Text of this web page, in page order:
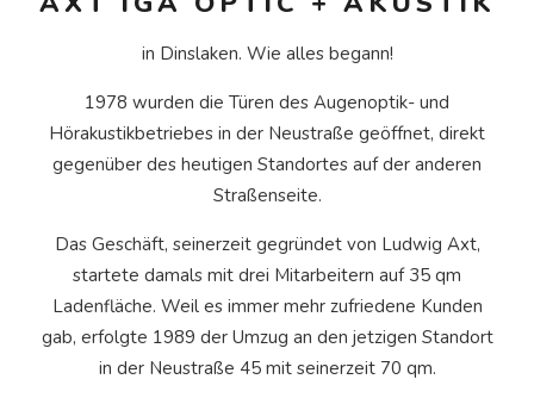
in Dinslaken. Wie alles begann!
1978 wurden die Türen des Augenoptik- und
Hörakustikbetriebes in der Neustraße geöffnet, direkt
gegenüber des heutigen Standortes auf der anderen
Straßenseite.
Das Geschäft, seinerzeit gegründet von Ludwig Axt,
startete damals mit drei Mitarbeitern auf 35 qm
Ladenfläche. Weil es immer mehr zufriedene Kunden
gab, erfolgte 1989 der Umzug an den jetzigen Standort
in der Neustraße 45 mit seinerzeit 70 qm.